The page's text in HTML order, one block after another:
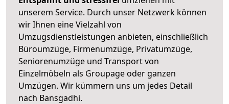
unserem Service. Durch unser Netzwerk können
wir Ihnen eine Vielzahl von
Umzugsdienstleistungen anbieten, einschließlich
Büroumzüge, Firmenumzüge, Privatumzüge,
Seniorenumzüge und Transport von
Einzelmöbeln als Groupage oder ganzen
Umzügen. Wir kümmern uns um jedes Detail
nach Bansgadhi.